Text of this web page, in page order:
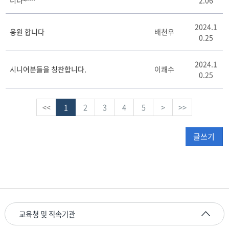
응원 합니다 배천우
2024.1
0.25
시니어분들을 칭찬합니다. 이쾌수
2024.1
0.25
<< 1 2 3 4 5 > >>
글쓰기
교육청 및 직속기관